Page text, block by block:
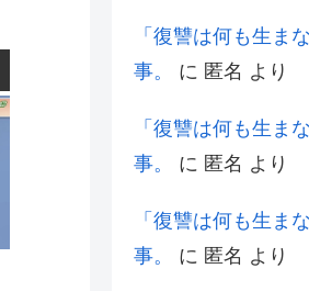
「復讐は何も生ま
事。
に 匿名 より
「復讐は何も生ま
事。
に 匿名 より
「復讐は何も生ま
事。
に 匿名 より